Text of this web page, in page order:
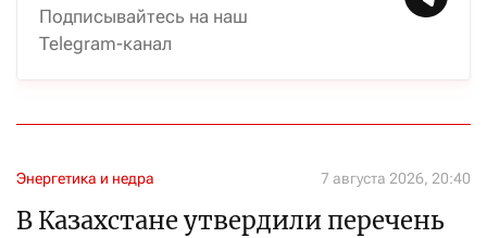
Подписывайтесь на наш
Telegram-канал
Энергетика и недра 7 августа 2026, 20:40
В Казахстане утвердили перечень